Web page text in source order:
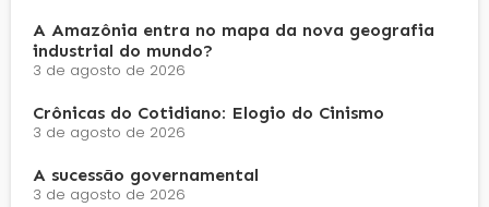
A Amazônia entra no mapa da nova geografia
industrial do mundo?
3 de agosto de 2026
Crônicas do Cotidiano: Elogio do Cinismo
3 de agosto de 2026
A sucessão governamental
3 de agosto de 2026